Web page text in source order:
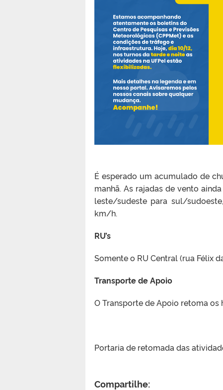
É esperado um acumulado de
manhã. As rajadas de vento
leste/sudeste para sul/
km/h.
RU’s
Somente o RU Central (rua Félix
Transporte de Apoio
O Transporte de Apoio retoma
Portaria de retomada das
Compartilhe: